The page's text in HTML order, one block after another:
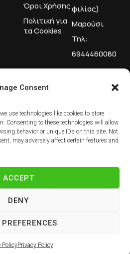
Consent
use technologies like cookies to store
Consenting to these technologies will allow
behavior or unique IDs on this site. Not
may adversely affect certain features and
ACCEPT
DENY
PolicyPrivacy Policy
Όροι Χρήσης
Πολιτική για
τα Cookies
φιλίας)
Μαρούσι
Τηλ:
6944460080
Performan
Μονοπρόσ
ωπη IKE
803018766